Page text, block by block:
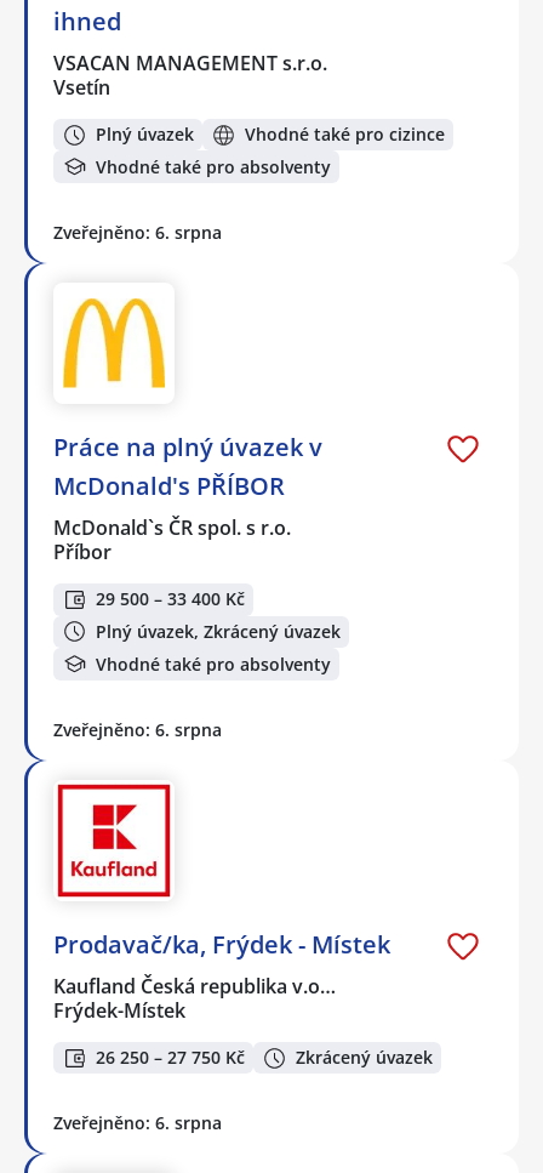
ihned
VSACAN MANAGEMENT s.r.o.
Vsetín
Plný úvazek
Vhodné také pro cizince
Vhodné také pro absolventy
Zveřejněno: 6. srpna
Práce na plný úvazek v
McDonald's PŘÍBOR
McDonald`s ČR spol. s r.o.
Příbor
29 500 – 33 400 Kč
Plný úvazek, Zkrácený úvazek
Vhodné také pro absolventy
Zveřejněno: 6. srpna
Prodavač/ka, Frýdek - Místek
Kaufland Česká republika v.o…
Frýdek-Místek
26 250 – 27 750 Kč Zkrácený úvazek
Zveřejněno: 6. srpna